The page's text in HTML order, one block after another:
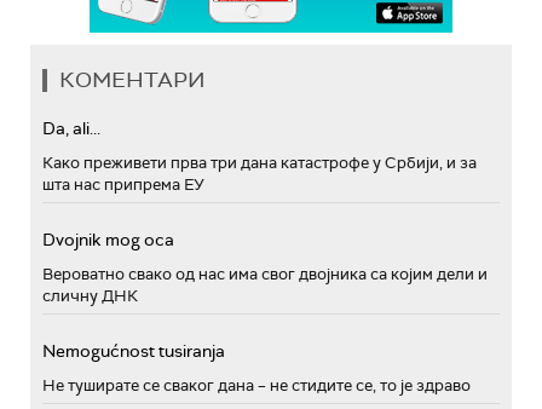
КОМЕНТАРИ
Da, ali...
Како преживети прва три дана катастрофе у Србији, и за
шта нас припрема ЕУ
Dvojnik mog oca
Вероватно свако од нас има свог двојника са којим дели и
сличну ДНК
Nemogućnost tusiranja
Не туширате се сваког дана – не стидите се, то је здраво